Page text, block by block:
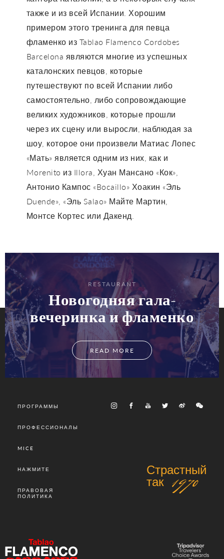
также и из всей Испании. Хорошим
примером этого тренинга для певца
фламенко из Tablao Flamenco Cordobes
Barcelona являются многие из успешных
каталонских певцов, которые
путешествуют по всей Испании либо
самостоятельно, либо сопровождающие
великих художников, которые прошли
через их сцену или выросли, наблюдая за
шоу, которое они произвели Матиас Лопес
«Мать» является одним из них, как и
Morenito из Illora, Хуан Мансано «Кок»,
Антонио Кампос «Bocaillo» Хоакин «Эль
Duende», «Эль Salao» Майте Мартин,
Монтсе Кортес или Дакенд.
RESTAURANT
Новогодняя гала-
вечеринка и фламенко
READ MORE
ПРОГРАММЫ
ПРОФЕССИОНАЛЫ
MICE
НАЖМИТЕ
ПРАВОВАЯ
ПОЛИТИКА
Страстный
так 1970